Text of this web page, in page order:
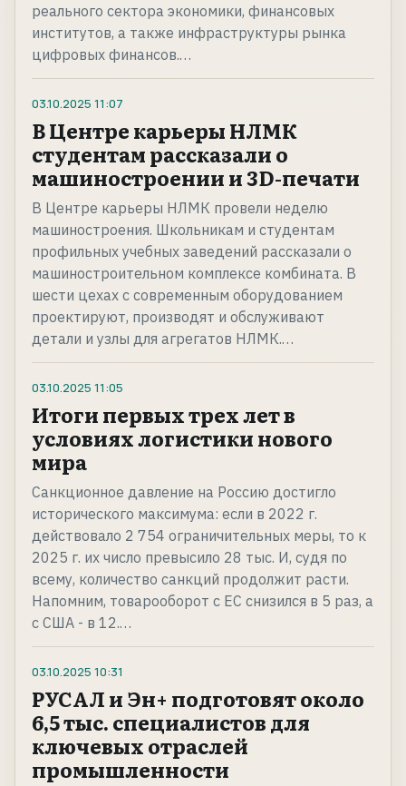
реального сектора экономики, финансовых
институтов, а также инфраструктуры рынка
цифровых финансов.…
03.10.2025 11:07
В Центре карьеры НЛМК
студентам рассказали о
машиностроении и 3D-печати
В Центре карьеры НЛМК провели неделю
машиностроения. Школьникам и студентам
профильных учебных заведений рассказали о
машиностроительном комплексе комбината. В
шести цехах с современным оборудованием
проектируют, производят и обслуживают
детали и узлы для агрегатов НЛМК.…
03.10.2025 11:05
Итоги первых трех лет в
условиях логистики нового
мира
Санкционное давление на Россию достигло
исторического максимума: если в 2022 г.
действовало 2 754 ограничительных меры, то к
2025 г. их число превысило 28 тыс. И, судя по
всему, количество санкций продолжит расти.
Напомним, товарооборот с ЕС снизился в 5 раз, а
с США - в 12.…
03.10.2025 10:31
РУСАЛ и Эн+ подготовят около
6,5 тыс. специалистов для
ключевых отраслей
промышленности